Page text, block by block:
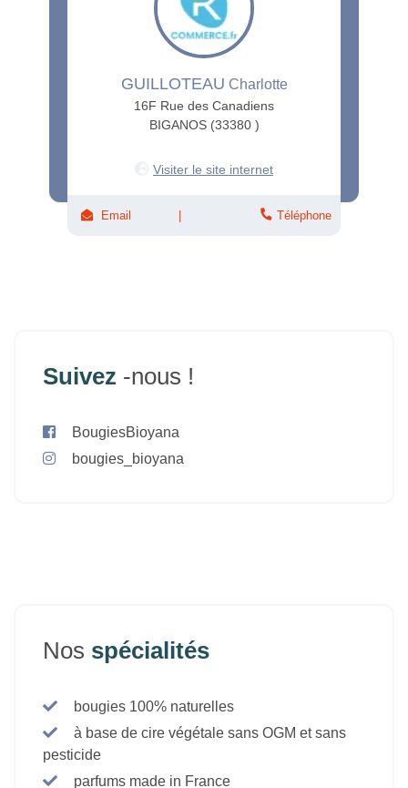
GUILLOTEAU Charlotte
16F Rue des Canadiens
BIGANOS (33380 )
Visiter le site internet
Email Téléphone
Suivez -nous !
BougiesBioyana
bougies_bioyana
Nos spécialités
bougies 100% naturelles
à base de cire végétale sans OGM et sans
pesticide
parfums made in France